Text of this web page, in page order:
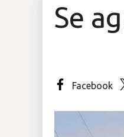
Se
Facebook